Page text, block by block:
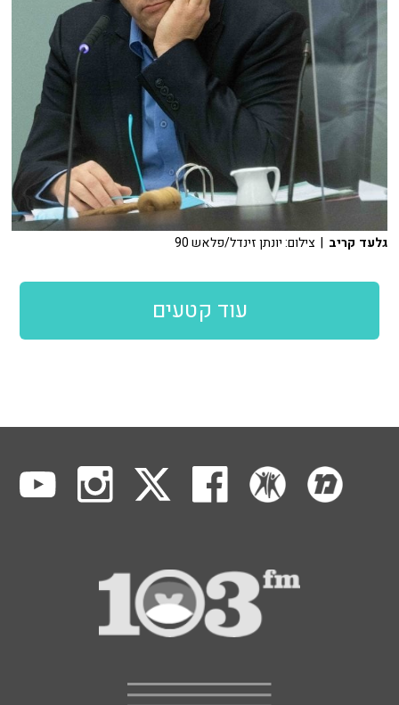
גלעד קריב | צילום: יונתן זינדל/פלאש 90
עוד קטעים